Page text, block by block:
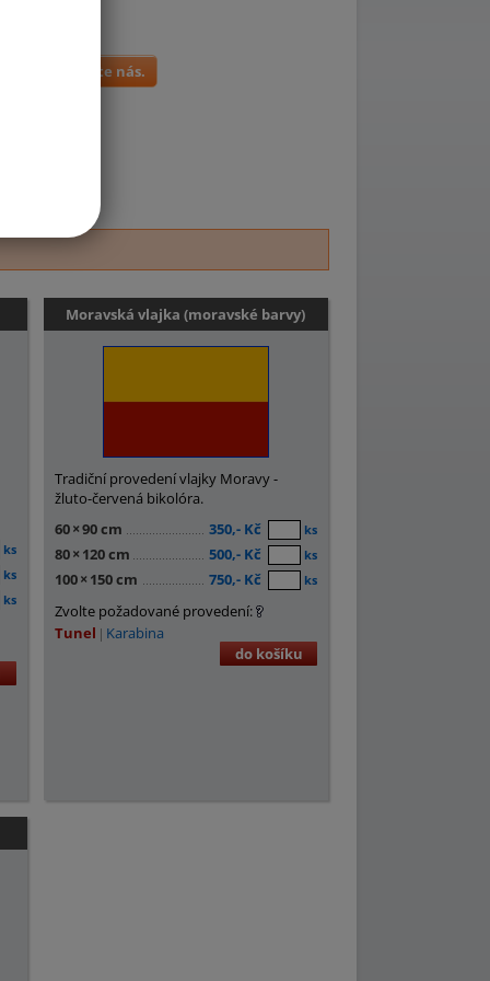
kontaktujte nás.
ks
ks
ks
Moravská vlajka (moravské barvy)
Tradiční provedení vlajky Moravy -
žluto-červená bikolóra.
60×90 cm 350,- Kč ks
80× 120 cm 500,- Kč ks
100× 150 cm 750,- Kč ks
Zvolte požadované provedení:
Tunel
Karabina
do košíku